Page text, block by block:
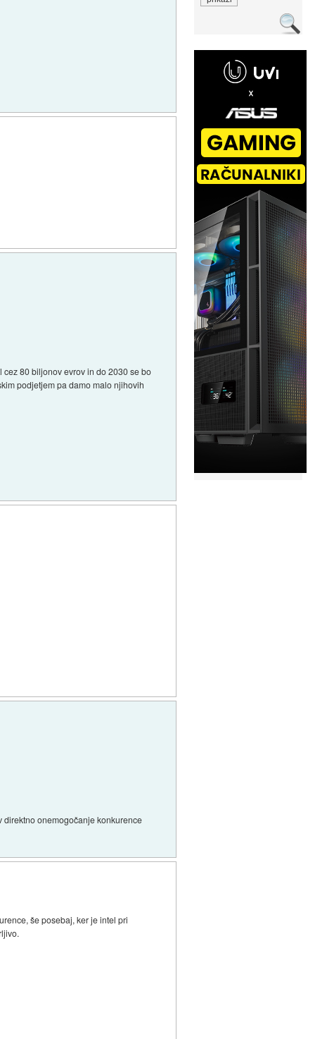
80 biljonov evrov in do 2030 se bo
podjetjem pa damo malo njihovih
direktno onemogočanje konkurence
še posebaj, ker je intel pri